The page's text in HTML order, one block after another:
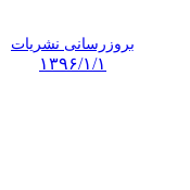
بروزرسانی نشریات
۱۳۹۶/۱/۱